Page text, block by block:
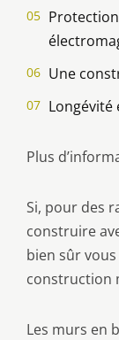
Une
Plus
Si, pour des
construire
bien sûr
construction
Les murs en